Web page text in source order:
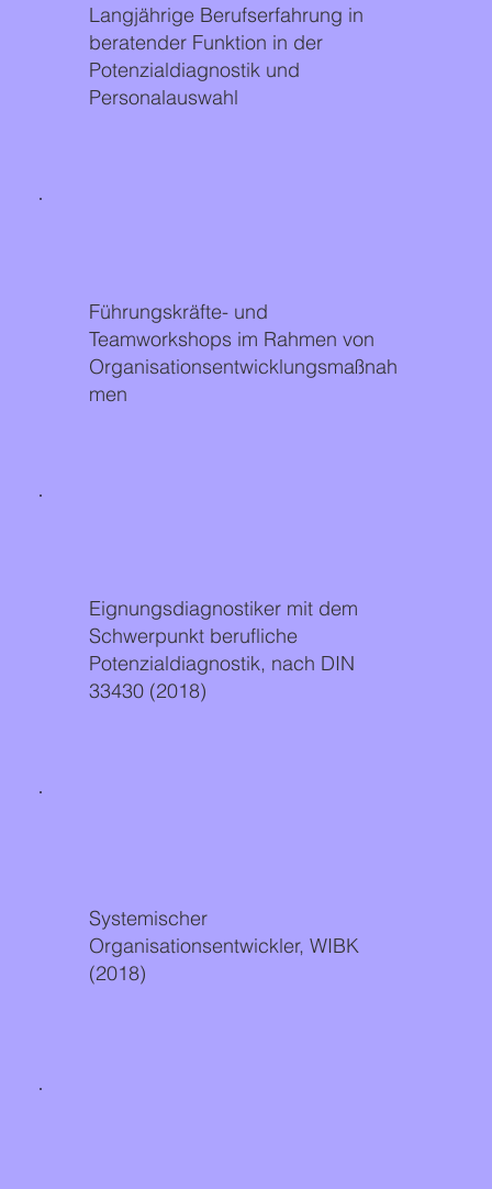
Langjährige Berufserfahrung in
beratender Funktion in der
Potenzialdiagnostik und
Personalauswahl
Führungskräfte- und
Teamworkshops im Rahmen von
Organisationsentwicklungsmaßnah
men
Eignungsdiagnostiker mit dem
Schwerpunkt berufliche
Potenzialdiagnostik, nach DIN
33430 (2018)
Systemischer
Organisationsentwickler, WIBK
(2018)